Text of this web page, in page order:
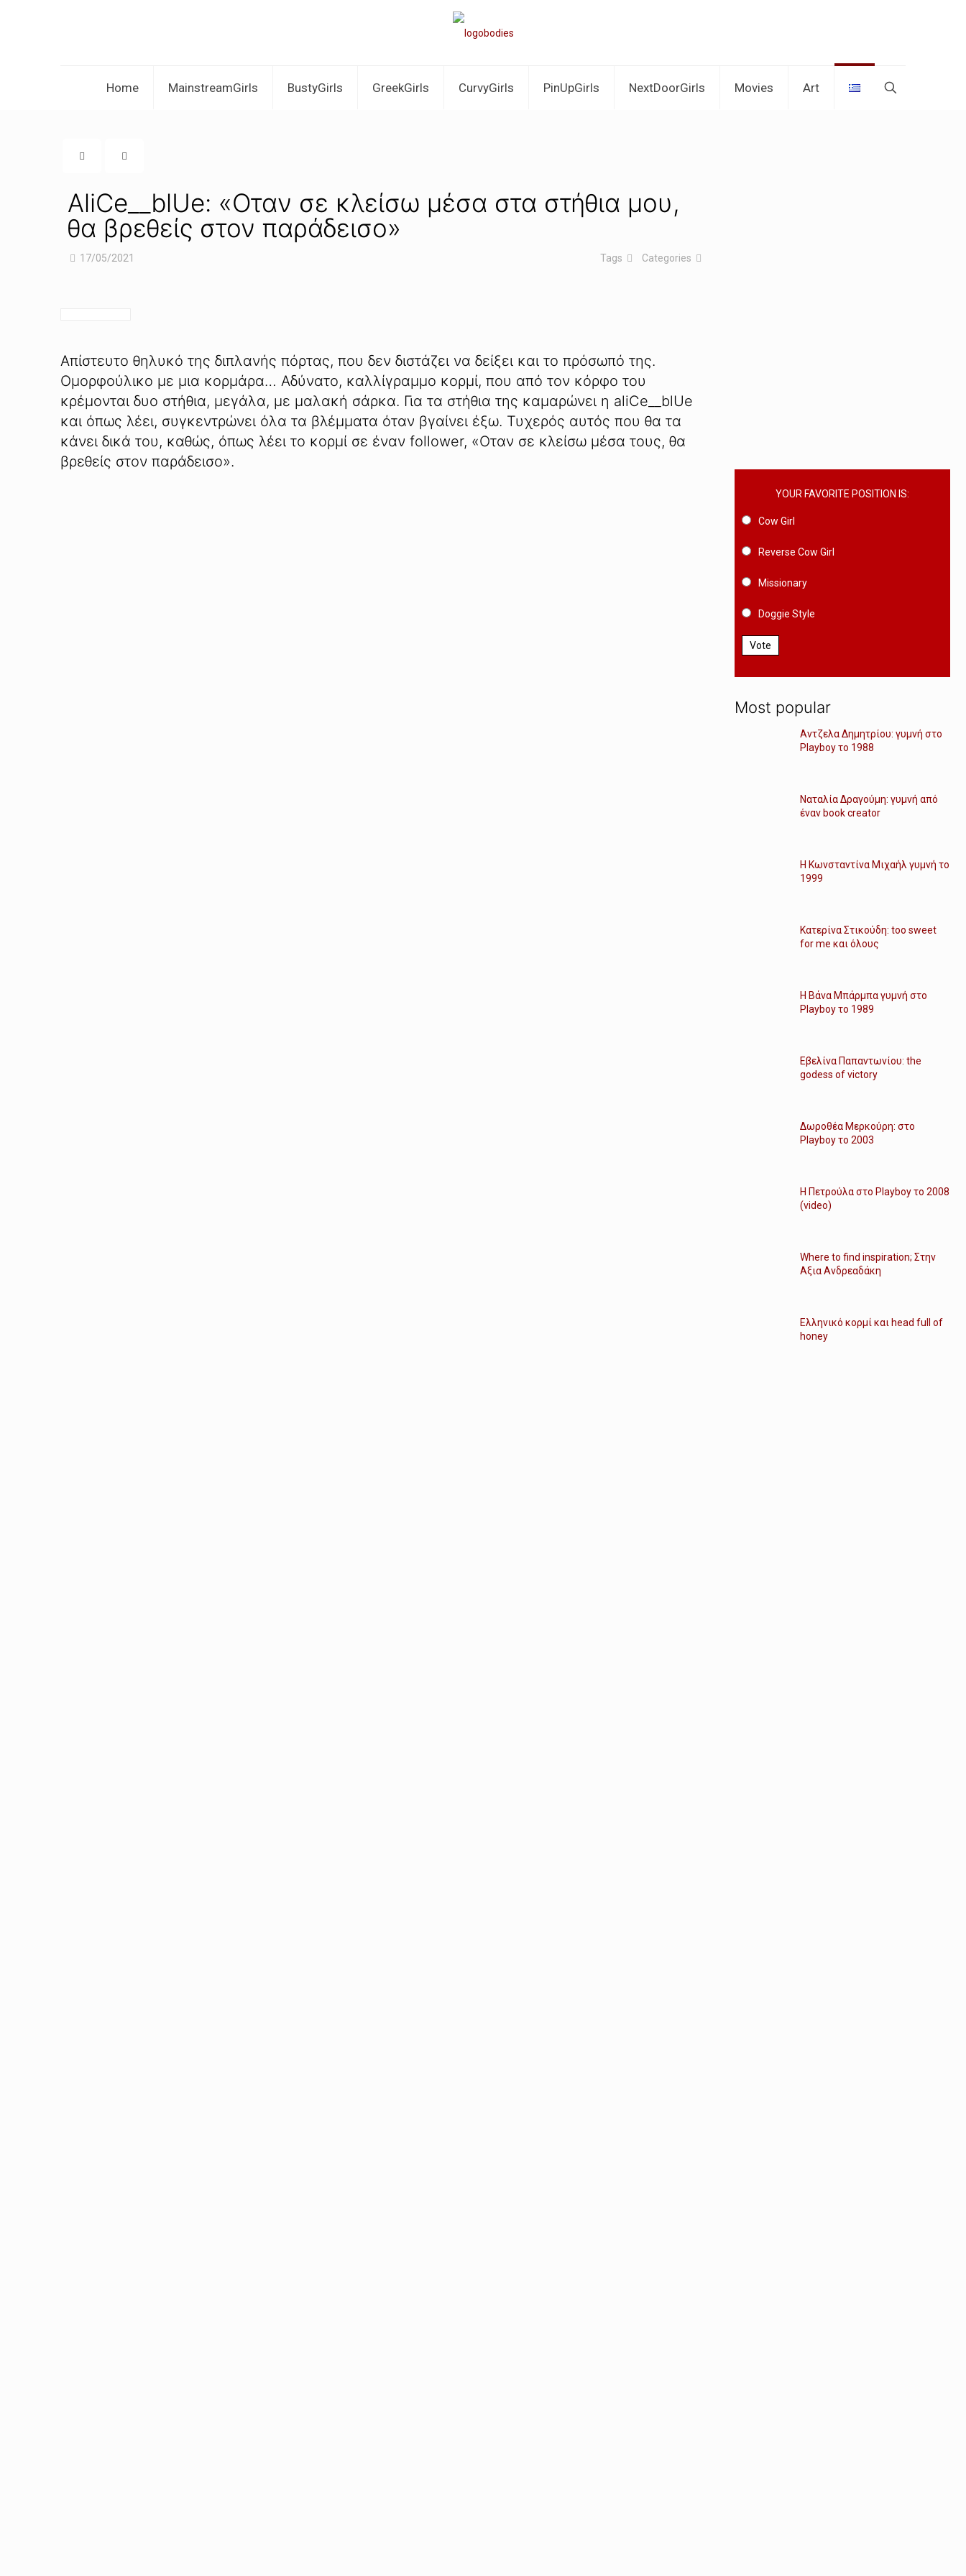
Home MainstreamGirls BustyGirls GreekGirls CurvyGirls PinUpGirls NextDoorGirls Movies Art
AliCe__blUe: «Oταν σε κλείσω μέσα στα στήθια μου,
θα βρεθείς στον παράδεισο»
17/05/2021 Categories
Tags
Απίστευτο θηλυκό της διπλανής πόρτας, που δεν διστάζει να δείξει και το πρόσωπό της.
Ομορφούλικο με μια κορμάρα… Αδύνατο, καλλίγραμμο κορμί, που από τον κόρφο του
κρέμονται δυο στήθια, μεγάλα, με μαλακή σάρκα. Για τα στήθια της καμαρώνει η aliCe__blUe
και όπως λέει, συγκεντρώνει όλα τα βλέμματα όταν βγαίνει έξω. Τυχερός αυτός που θα τα
κάνει δικά του, καθώς, όπως λέει το κορμί σε έναν follower, «Oταν σε κλείσω μέσα τους, θα
βρεθείς στον παράδεισο».
YOUR FAVORITE POSITION IS:
Cow Girl
Reverse Cow Girl
Missionary
Doggie Style
Vote
Most popular
Αντζελα Δημητρίου: γυμνή στο
Playboy το 1988
Ναταλία Δραγούμη: γυμνή από
έναν book creator
Η Κωνσταντίνα Μιχαήλ γυμνή το
1999
Κατερίνα Στικούδη: too sweet
for me και όλους
Η Βάνα Μπάρμπα γυμνή στο
Playboy το 1989
Εβελίνα Παπαντωνίου: the
godess of victory
Δωροθέα Μερκούρη: στο
Playboy το 2003
Η Πετρούλα στο Playboy το 2008
(video)
Where to find inspiration; Στην
Αξια Ανδρεαδάκη
Ελληνικό κορμί και head full of
honey